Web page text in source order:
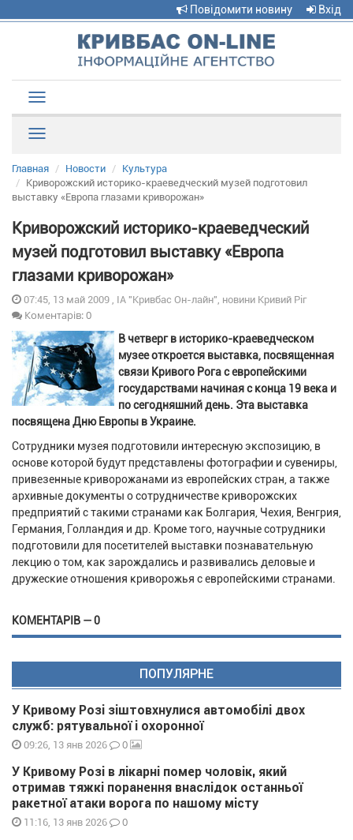
Повідомити новину Вхід
navigation
Главная Новости
Культура
Криворожский историко-краеведческий музей подготовил
выставку «Европа глазами криворожан»
Криворожский историко-краеведческий
музей подготовил выставку «Европа
глазами криворожан»
07:45, 13 май 2009 , ІА "Кривбас Он-лайн", новини Кривий Ріг
Коментарів: 0
В четверг в историко-краеведческом
музее откроется выставка, посвященная
связи Кривого Рога с европейскими
государствами начиная с конца 19 века и
по сегодняшний день. Эта выставка
посвящена Дню Европы в Украине.
Сотрудники музея подготовили интересную экспозицию, в
основе которой будут представлены фотографии и сувениры,
привезенные криворожанами из европейских стран, а также
архивные документы о сотрудничестве криворожских
предприятий с такими странами как Болгария, Чехия, Венгрия,
Германия, Голландия и др. Кроме того, научные сотрудники
подготовили для посетителей выставки познавательную
лекцию о том, как зарождались и развивались деловые и
дружеские отношения криворожья с европейскими странами.
КОМЕНТАРІВ — 0
ПОПУЛЯРНЕ
У Кривому Розі зіштовхнулися автомобілі двох
служб: рятувальної і охоронної
09:26, 13 янв 2026 0
У Кривому Розі в лікарні помер чоловік, який
отримав тяжкі поранення внаслідок останньої
ракетної атаки ворога по нашому місту
11:16, 13 янв 2026 0